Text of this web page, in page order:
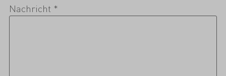
Nachricht *